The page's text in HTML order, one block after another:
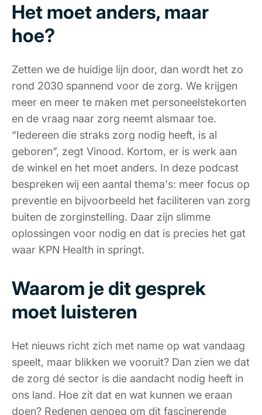
Het moet anders, maar
hoe?
Zetten we de huidige lijn door, dan wordt het zo
rond 2030 spannend voor de zorg. We krijgen
meer en meer te maken met personeelstekorten
en de vraag naar zorg neemt alsmaar toe.
“Iedereen die straks zorg nodig heeft, is al
geboren”, zegt Vinood. Kortom, er is werk aan
de winkel en het moet anders. In deze podcast
bespreken wij een aantal thema's: meer focus op
preventie en bijvoorbeeld het faciliteren van zorg
buiten de zorginstelling. Daar zijn slimme
oplossingen voor nodig en dat is precies het gat
waar KPN Health in springt.
Waarom je dit gesprek
moet luisteren
Het nieuws richt zich met name op wat vandaag
speelt, maar blikken we vooruit? Dan zien we dat
de zorg dé sector is die aandacht nodig heeft in
ons land. Hoe zit dat en wat kunnen we eraan
doen? Redenen genoeg om dit fascinerende